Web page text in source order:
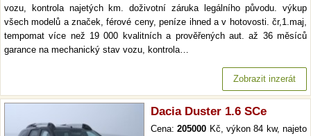
vozu, kontrola najetých km. doživotní záruka legálního původu. výkup
všech modelů a značek, férové ceny, peníze ihned a v hotovosti. čr,1.maj,
tempomat více než 19 000 kvalitních a prověřených aut. až 36 měsíců
garance na mechanický stav vozu, kontrola…
Zobrazit inzerát
Dacia Duster 1.6 SCe
Cena:205000 Kč, výkon 84 kw, najeto